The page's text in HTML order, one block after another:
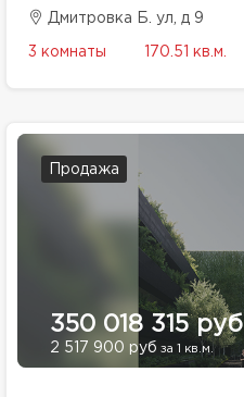
Дмитровка Б. ул, д 9
3 комнаты 170.51 кв.м.
Продажа
350 018 315 руб
2 517 900 руб за 1 кв.м.